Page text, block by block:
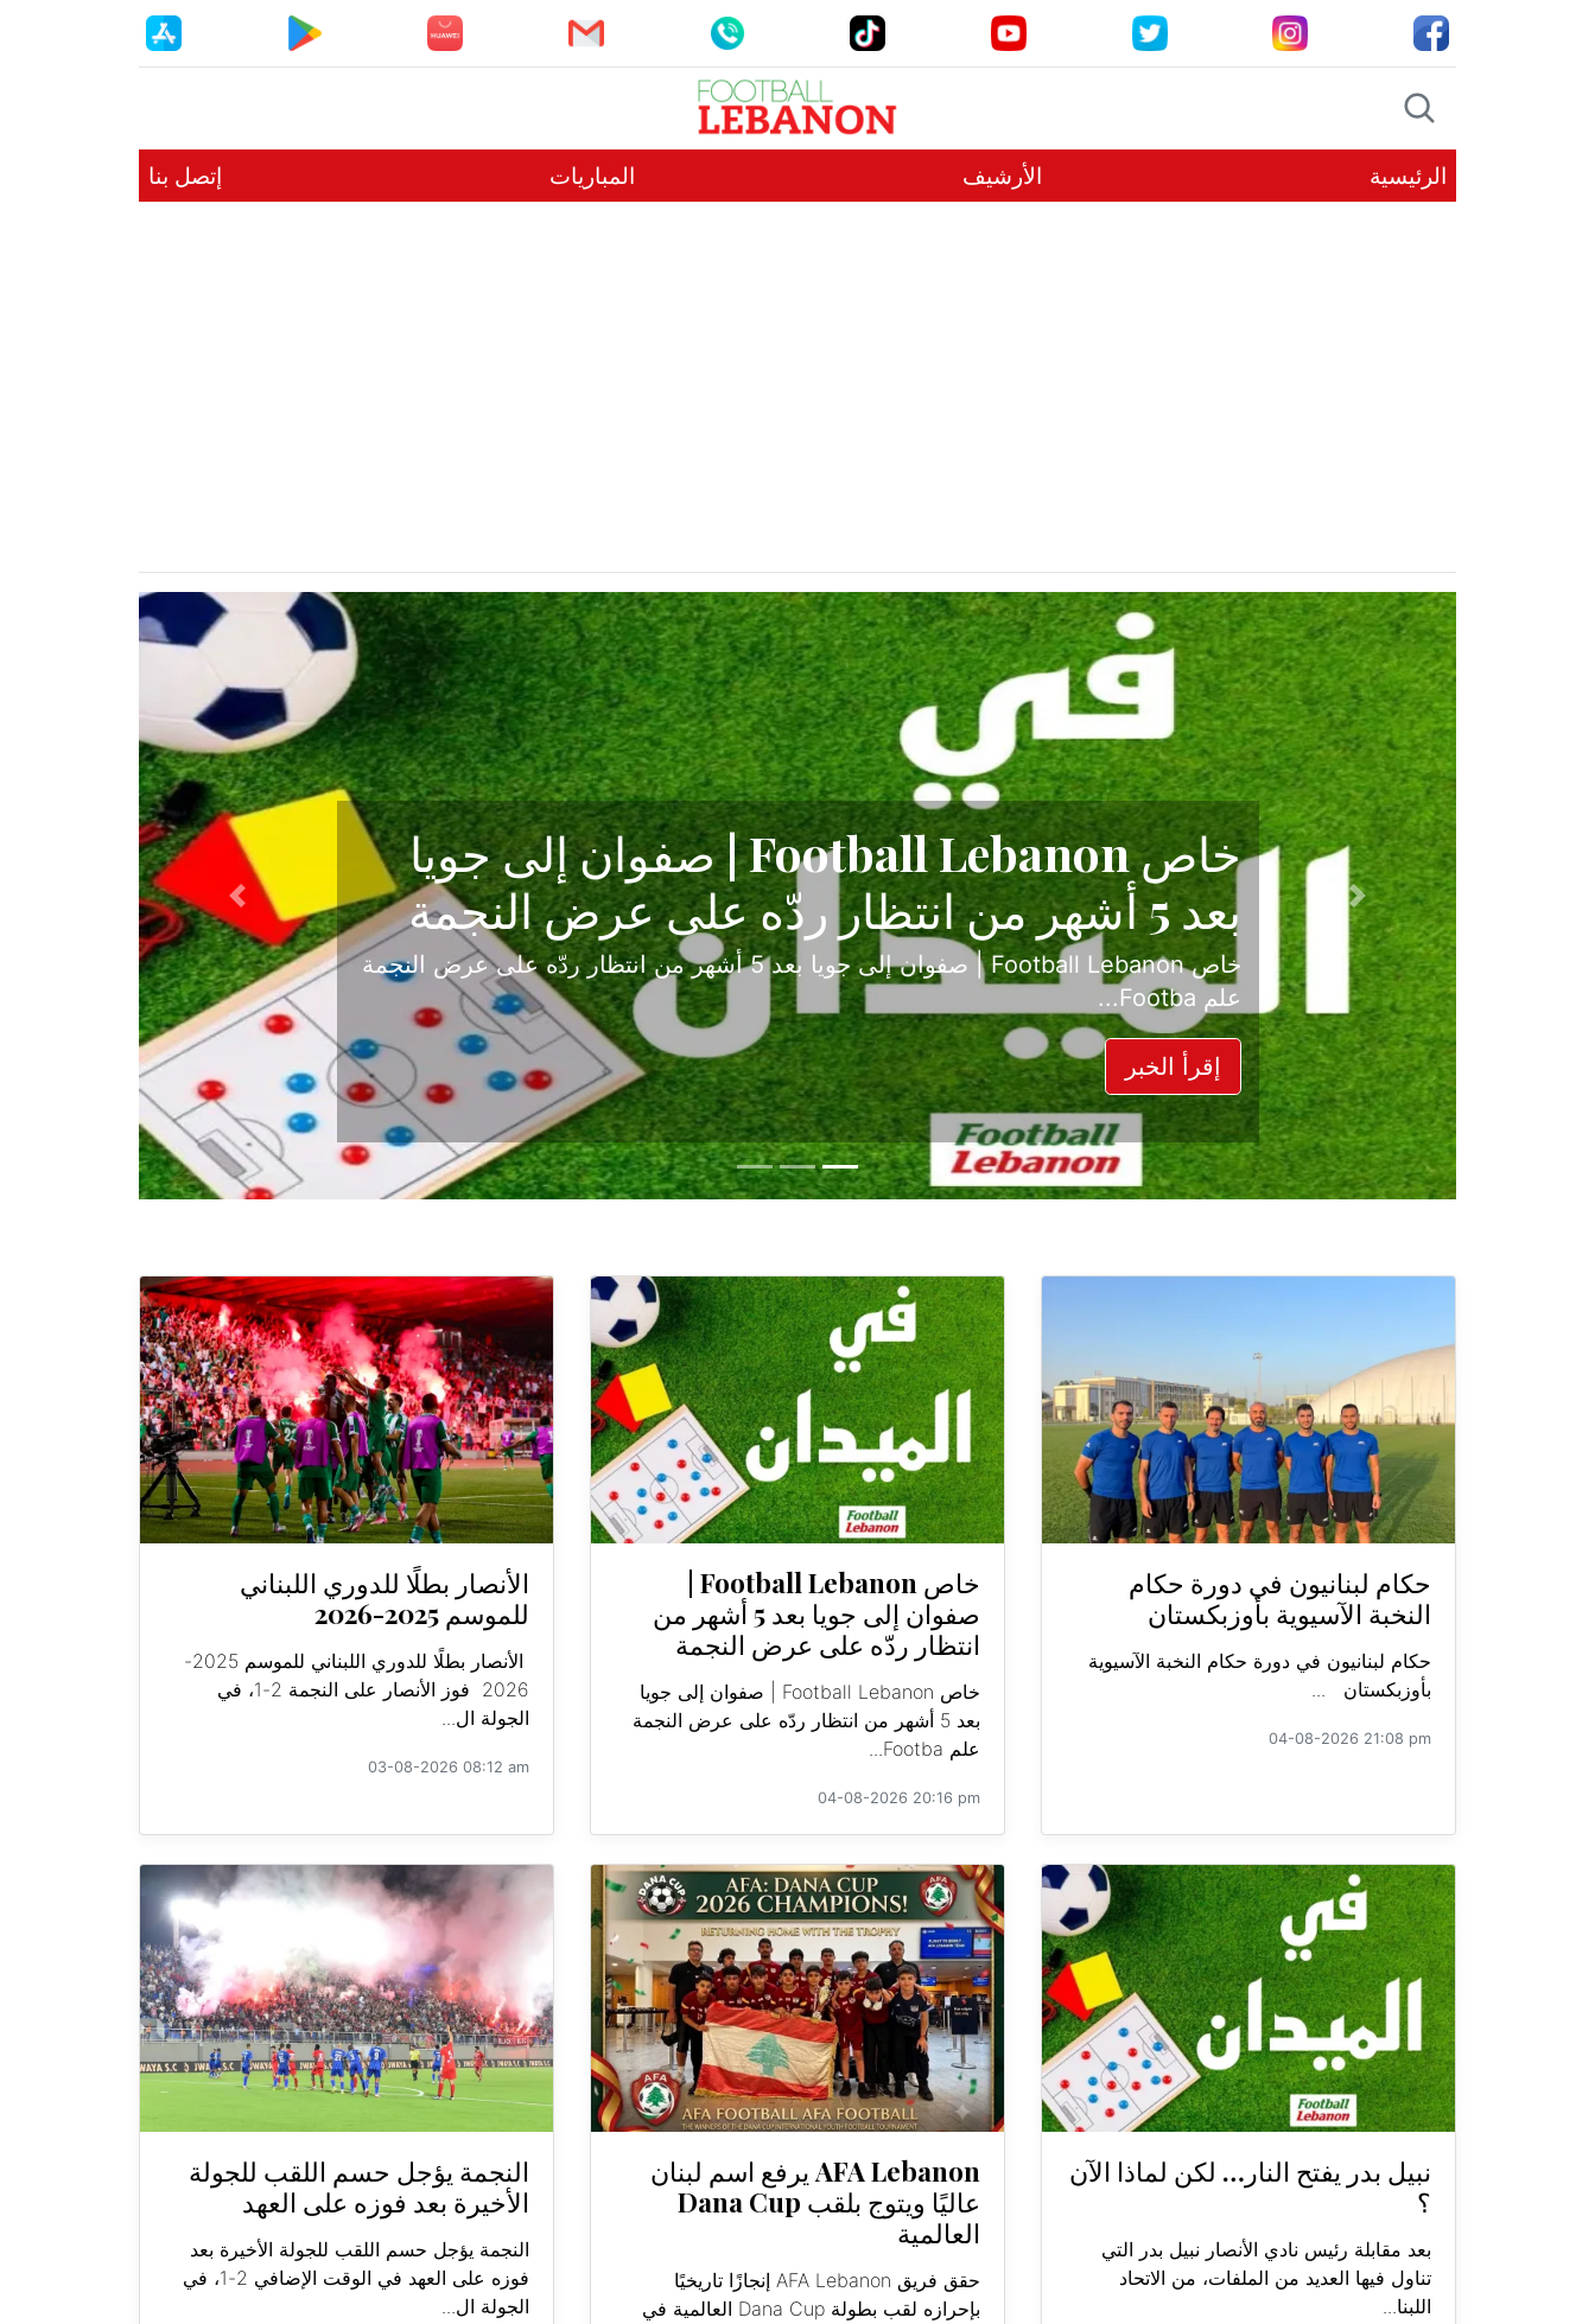
الرئيسية الأرشيف المباريات إتصل بنا
حكاية نجاح تبدأ من جبل محسن وتنتهي في
الدرجة الأولى
بعد موسم حافل بالإثارة والصراع في دوري الدرجة الثانية، نجح الإخاء الأهلي عاليه في
حسم ل...
إقرأ الخبر
Previous
Next
حكام لبنانيون في دورة حكام
النخبة الآسيوية بأوزبكستان
حكام لبنانيون في دورة حكام النخبة الآسيوية
بأوزبكستان ...
04-08-2026 21:08 pm
صفوان إلى جويا بعد 5 أشهر من
انتظار ردّه على عرض النجمة
خاص Football Lebanon | صفوان إلى جويا
بعد 5 أشهر من انتظار ردّه على عرض النجمة
علم Footba...
04-08-2026 20:16 pm
الأنصار بطلًا للدوري اللبناني
للموسم 2025-2026
الأنصار بطلًا للدوري اللبناني للموسم 2025-
2026 فوز الأنصار على النجمة 2-1، في
الجولة ال...
03-08-2026 08:12 am
نبيل بدر يفتح النار… لكن لماذا الآن
؟
بعد مقابلة رئيس نادي الأنصار نبيل بدر التي
تناول فيها العديد من الملفات، من الاتحاد
اللبنا...
AFA Lebanon يرفع اسم لبنان
عاليًا ويتوج بلقب Dana Cup
العالمية
حقق فريق AFA Lebanon إنجازًا تاريخيًا
بإحرازه لقب بطولة Dana Cup العالمية في
النجمة يؤجل حسم اللقب للجولة
الأخيرة بعد فوزه على العهد
النجمة يؤجل حسم اللقب للجولة الأخيرة بعد
فوزه على العهد في الوقت الإضافي 2-1، في
الجولة ال...